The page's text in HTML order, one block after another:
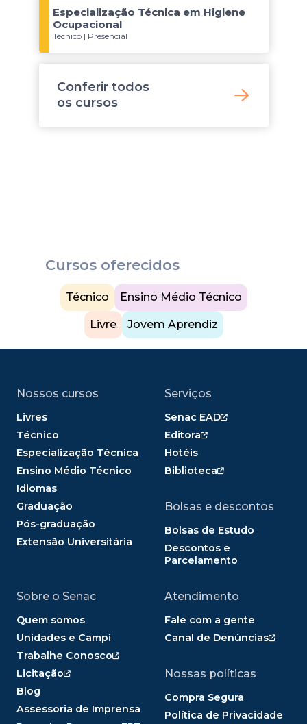
Especialização Técnica em Higiene
Ocupacional
Técnico | Presencial
Conferir todos
os cursos
Cursos oferecidos
Técnico
Livre
Ensino Médio Técnico
Jovem Aprendiz
Nossos cursos
Livres
Técnico
Especialização Técnica
Ensino Médio Técnico
Idiomas
Graduação
Pós-graduação
Extensão Universitária
Serviços
Senac EAD
Editora
Hotéis
Biblioteca
Bolsas e descontos
Bolsas de Estudo
Descontos e
Parcelamento
Sobre o Senac
Quem somos
Unidades e Campi
Trabalhe Conosco
Licitação
Blog
Assessoria de Imprensa
Atendimento
Fale com a gente
Canal de Denúncias
Nossas políticas
Compra Segura
Política de Privacidade